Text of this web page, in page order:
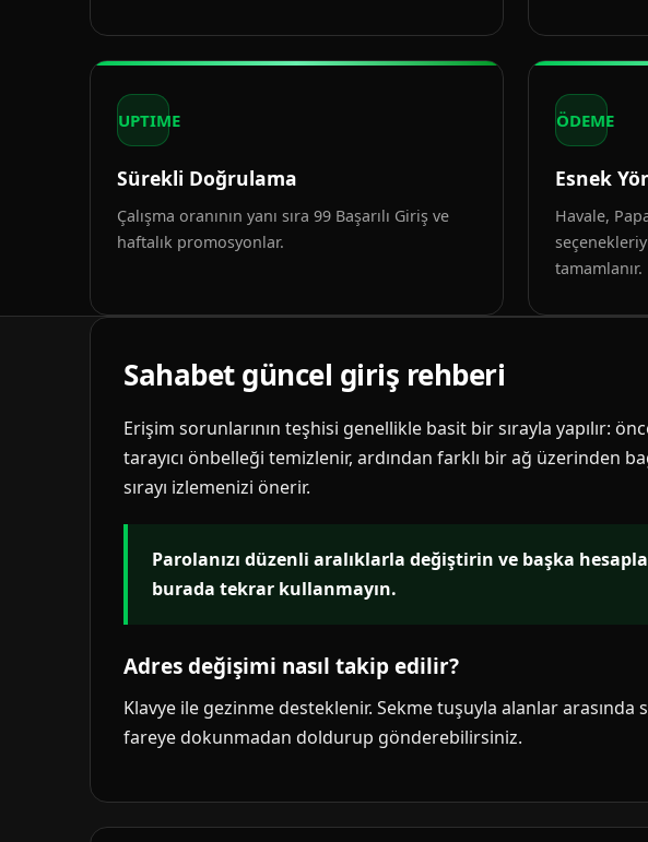
UPTIME
Sürekli Doğrulama
Çalışma oranının yanı sıra 99 Başarılı Giriş ve
haftalık promosyonlar.
ÖDEME
Esnek
Havale,
tamamlanır.
Sahabet güncel giriş rehberi
Erişim sorunlarının teşhisi genellikle basit bir sırayla yapılır:
tarayıcı önbelleği temizlenir, ardından farklı bir ağ üzerinden
sırayı izlemenizi önerir.
Parolanızı düzenli aralıklarla değiştirin ve başka
burada tekrar kullanmayın.
Adres değişimi nasıl takip edilir?
Klavye ile gezinme desteklenir. Sekme tuşuyla alanlar
fareye dokunmadan doldurup gönderebilirsiniz.